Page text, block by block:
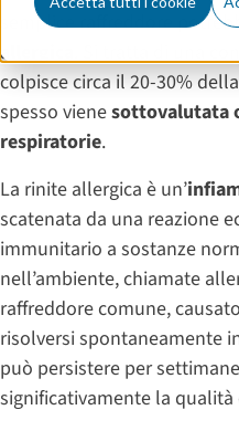
semplice raffreddore
allergica
. Si tratta di una
colpisce circa il 20-30%
spesso vienesottovalutata
respiratorie.
La rinite allergica è un’
scatenata da una reazione
immunitario a sostanze
nell’ambiente, chiamate
raffreddore comune,
risolversi spontaneamente
può persistere per
significativamente la